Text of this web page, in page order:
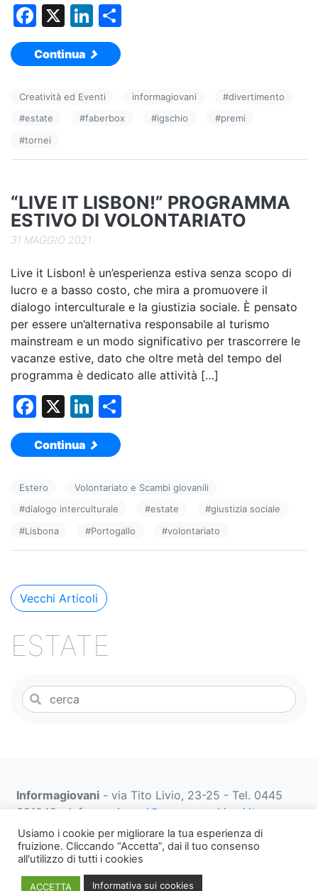
F
a
c
b
o
o
X
Li
n
k
dI
n
vi
di
Continua
Creatività ed Eventi informagiovani #divertimento
#estate #faberbox #igschio #premi
#tornei
“LIVE IT LISBON!” PROGRAMMA
ESTIVO DI VOLONTARIATO
31 MAGGIO 2021
Live it Lisbon! è un’esperienza estiva senza scopo di
lucro e a basso costo, che mira a promuovere il
dialogo interculturale e la giustizia sociale. È pensato
per essere un’alternativa responsabile al turismo
mainstream e un modo significativo per trascorrere le
vacanze estive, dato che oltre metà del tempo del
programma è dedicato alle attività […]
F
a
c
b
o
o
X
Li
n
k
dI
n
vi
Continua
Estero
Volontariato e Scambi giovanili
#dialogo interculturale #estate #giustizia sociale
#Lisbona #Portogallo #volontariato
Navigazione
Vecchi Articoli
ESTATE
Informagiovani - via Tito Livio, 23-25 - Tel. 0445
691249 - informagiovani@comune.schio.vi.it
prenotazionifaberbox@comune.schio.vi.it0445 691
452 dal lunedì al venerdì dalle 13:00 alle 18:00
Note
WEB PRIVACY E
Usiamo i cookie per migliorare la tua esperienza di
fruizione. Cliccando “Accetta”, dai il tuo consenso
all'utilizzo di tutti i cookies
ACCETTA Informativa sui cookies